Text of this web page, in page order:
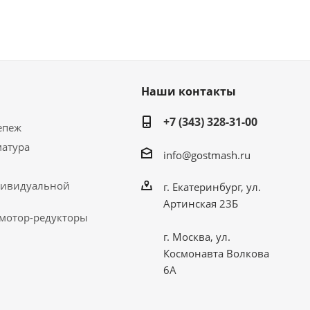
редукторы
Наши контакты
+7 (343) 328-31-00
info@gostmash.ru
г. Екатеринбург, ул.
Артинская 23Б
г. Москва, ул.
Космонавта Волкова
6А